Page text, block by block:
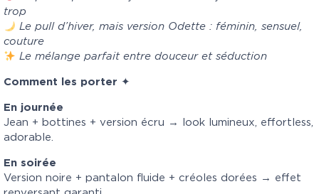
trop
Le pull d’hiver, mais version Odette : féminin, sensuel,
couture
Le mélange parfait entre douceur et séduction
Comment les porter ✦
En journée
Jean + bottines + version écru → look lumineux, effortless,
adorable.
En soirée
Version noire + pantalon fluide + créoles dorées → effet